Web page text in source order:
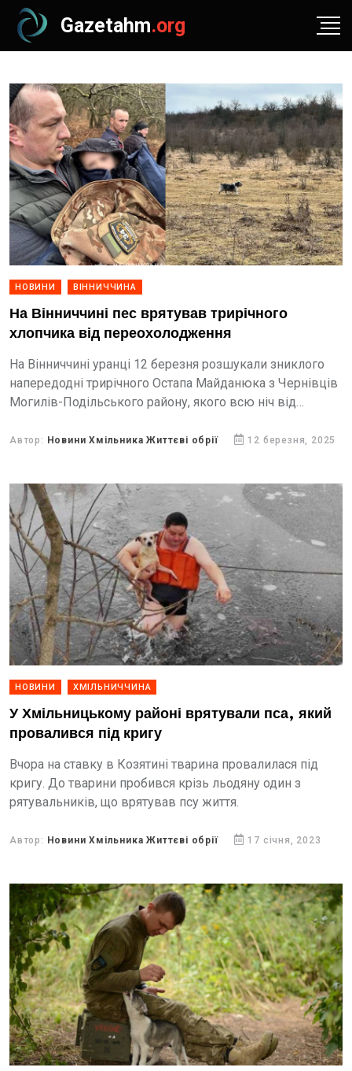
Gazetahm.org
НОВИНИ ВІННИЧЧИНА
На Вінниччині пес врятував трирічного
хлопчика від переохолодження
На Вінниччині уранці 12 березня розшукали зниклого
напередодні трирічного Остапа Майданюка з Чернівців
Могилів-Подільського району, якого всю ніч від
Автор: Новини Хмільника Життєві обрії 12 березня, 2025
НОВИНИ ХМІЛЬНИЧЧИНА
У Хмільницькому районі врятували пса, який
провалився під кригу
Вчора на ставку в Козятині тварина провалилася під
кригу. До тварини пробився крізь льодяну один з
рятувальників, що врятував псу життя.
Автор: Новини Хмільника Життєві обрії 17 січня, 2023